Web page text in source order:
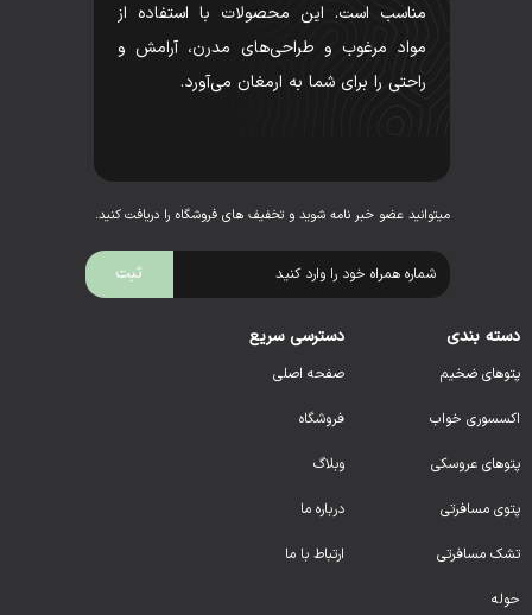
مناسب است. این محصولات با استفاده از
مواد مرغوب و طراحی‌های مدرن، آرامش و
راحتی را برای شما به ارمغان می‌آورد.
میتوانید عضو خبر نامه شوید و تخفیف های فروشگاه را دریافت کنید.
دسته بندی
پتوهای ضخیم
اکسسوری خواب
پتوهای عروسکی
پتوی مسافرتی
تشک مسافرتی
حوله
دسترسی سریع
صفحه اصلی
فروشگاه
وبلاگ
درباره ما
ارتباط با ما